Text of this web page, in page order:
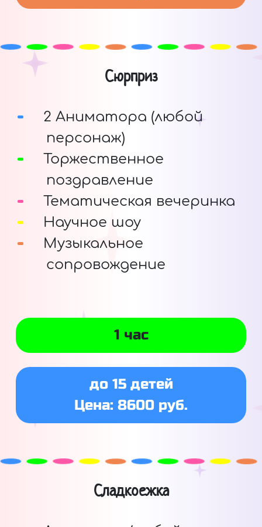
Сюрприз
2 Аниматора (любой
персонаж)
Торжественное
поздравление
Тематическая вечеринка
Научное шоу
Музыкальное
сопровождение
1 час
до 15 детей
Цена: 8600 руб.
Сладкоежка